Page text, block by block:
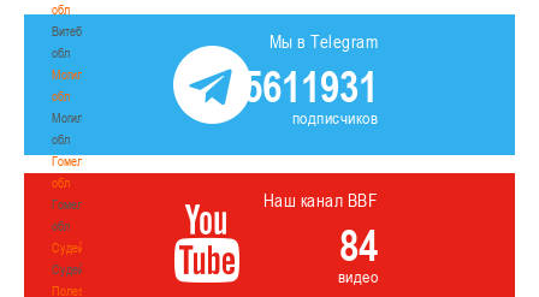
обл
Витебская
обл
Могилевская
обл
Могилевская
обл
Гомельская
обл
Гомельская
обл
Судейство
Судейство
Полезные
Мы в Telegram
5611931
подписчиков
Наш канал BBF
84
видео